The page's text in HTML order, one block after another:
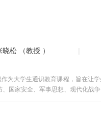
体育理论教学，已远远无法满足
体育课程教学指导纲要》为依据
化，进一步拓展大学生体育知识
第三章 体育锻炼的身心效应第四
晓松 （教授 ）
为大学生通识教育课程，旨在让
国家安全、军事思想、现代化战